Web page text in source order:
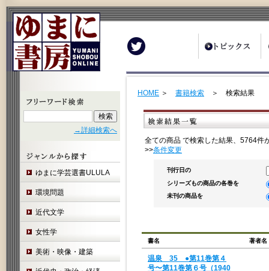
→詳細検索へ
ゆまに学芸選書ULULA
環境問題
近代文学
女性学
美術・映像・建築
HOME ＞ 書籍検索 ＞ 検索結果
全ての商品 で検索した結果、5764件
>>条件変更
刊行日の
シリーズもの商品の各巻を
未刊の商品を
書名 著者名
温泉 35 ●第11巻第４
号〜第11巻第６号（1940